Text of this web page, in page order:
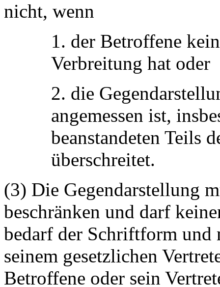
nicht, wenn
1. der Betroffene
Verbreitung hat oder
2. die
angemessen ist,
beanstandeten Teils
überschreitet.
(3) Die Gegendarstellung
beschränken und darf
bedarf der Schriftform und
seinem gesetzlichen
Betroffene oder sein